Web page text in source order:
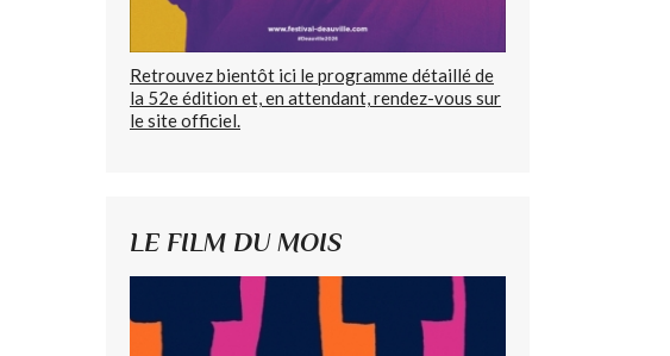
Retrouvez bientôt ici le programme détaillé de
la 52e édition et, en attendant, rendez-vous sur
le site officiel.
LE FILM DU MOIS